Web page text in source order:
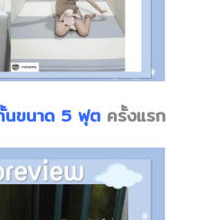
นขนาด 5 ฟุต ครั้งแรก